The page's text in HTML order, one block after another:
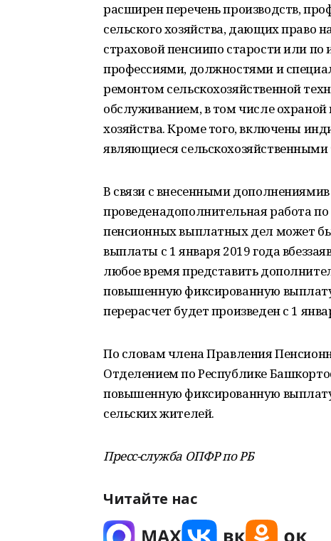
расширен перечень производств,
сельского хозяйства, дающих
страховой пенсиипо старости или
профессиями, должностями и
ремонтом сельскохозяйственной
обслуживанием, в том числе охраной
хозяйства. Кроме того, включены
являющиеся
В связи с внесенными
проведенадополнительная работа
пенсионных выплатных дел может
выплаты с 1 января 2019 года
любое время представить
повышенную фиксированную
перерасчет будет произведен с 1
По словам члена Правления
Отделением по Республике
повышенную фиксированную
сельских жителей.
Пресс-служба ОПФР по РБ
Читайте нас